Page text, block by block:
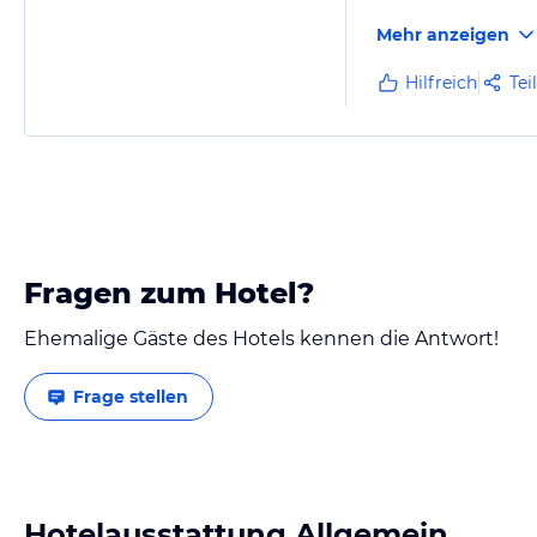
Mehr anzeigen
Hilfreich
Fragen zum Hotel?
Ehemalige Gäste des Hotels kennen die Antwort!
Frage stellen